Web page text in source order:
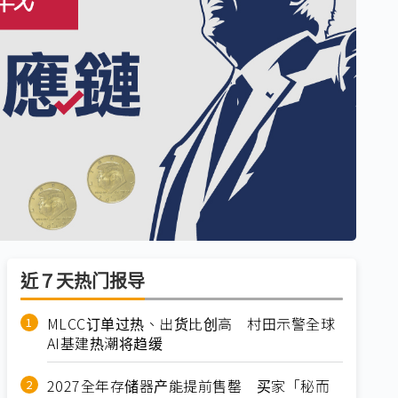
近７天热门报导
MLCC订单过热、出货比创高 村田示警全球
AI基建热潮将趋缓
2027全年存储器产能提前售罄 买家「秘而